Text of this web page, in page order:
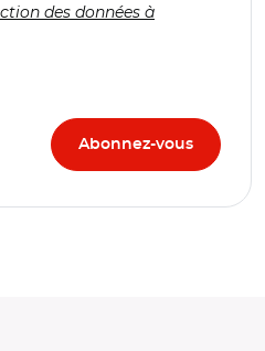
des données à